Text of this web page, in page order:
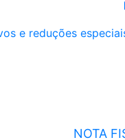
e reduções
NOTA